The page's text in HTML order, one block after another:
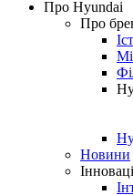
Про Hyundai
Про
Новини